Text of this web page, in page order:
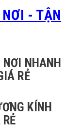
- TẬN
NHANH
RẺ
KÍNH